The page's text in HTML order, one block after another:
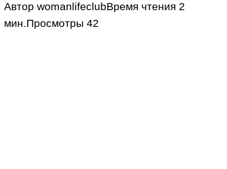
Автор womanlifeclubВремя чтения 2
мин.Просмотры 42